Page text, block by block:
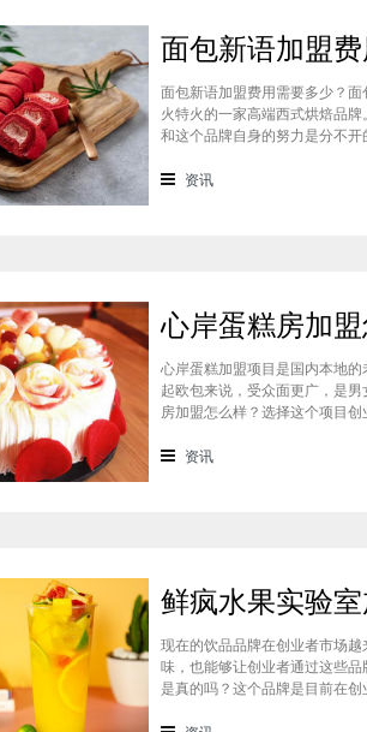
面包新语加盟费用需要多少？
火特火的一家高端西式烘焙品
和这个品牌自身的努力是分不
统地道且正宗的西式烘焙品牌，
资讯
心岸蛋糕加盟项目是国内本地
起欧包来说，受众面更广，是
房加盟怎么样？选择这个项目
会有加盟商去加盟传统烘焙店呢
资讯
现在的饮品品牌在创业者市场
味，也能够让创业者通过这些
是真的吗？这个品牌是目前在